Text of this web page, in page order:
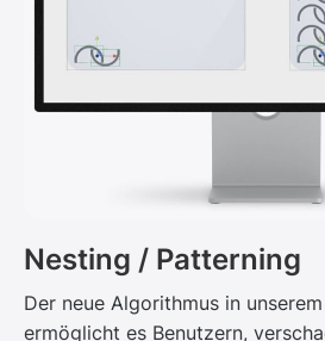
Nesting / Patterning
Der neue Algorithmus in
ermöglicht es Benutzern,